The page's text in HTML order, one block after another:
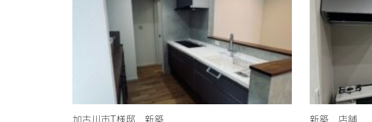
加古川市T様邸 新築 新築 店舗